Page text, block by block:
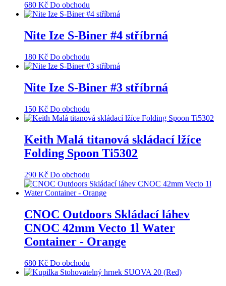
680 Kč Do obchodu
Nite Ize S-Biner #4 stříbrná
180 Kč Do obchodu
Nite Ize S-Biner #3 stříbrná
150 Kč Do obchodu
Keith Malá titanová skládací lžíce
Folding Spoon Ti5302
290 Kč Do obchodu
CNOC Outdoors Skládací láhev
CNOC 42mm Vecto 1l Water
Container - Orange
680 Kč Do obchodu